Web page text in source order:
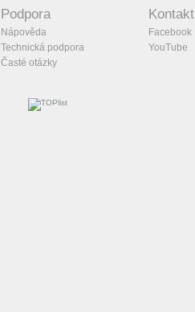
Podpora
Nápověda
Technická podpora
Časté otázky
Kontakt
Facebook
YouTube